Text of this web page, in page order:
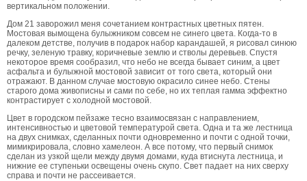
вертикальном положении.
Дом 21 заворожил меня сочетанием контрастных цветных пятен.
Мостовая вымощена булыжником совсем не синего цвета. Когда-то в
далеком детстве, получив в подарок набор карандашей, я рисовал синюю
речку, зеленую травку, коричневые землю и стволы деревьев. Спустя
некоторое время сообразил, что небо не всегда бывает синим, а цвет
асфальта и булыжной мостовой зависит от того света, который они
отражают. В данном случае мостовую окрасило синее небо. Стены
старого дома живописны и сами по себе, но их теплая гамма эффектно
контрастирует с холодной мостовой.
Цвет в городском пейзаже тесно взаимосвязан с направлением,
интенсивностью и цветовой температурой света. Одна и та же лестница
на двух снимках, сделанных почти одновременно и почти с одной точки,
мимикрировала, словно хамелеон. А все потому, что первый снимок
сделан из узкой щели между двумя домами, куда втиснута лестница, и
нижние ее ступеньки освещены очень скупо. Свет падает на них сверху
справа и почти не рассеивается.